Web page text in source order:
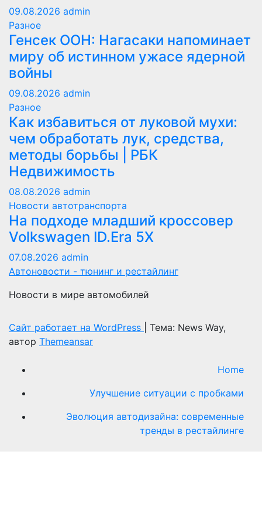
09.08.2026 admin
Разное
Генсек ООН: Нагасаки напоминает
миру об истинном ужасе ядерной
войны
09.08.2026 admin
Разное
Как избавиться от луковой мухи:
чем обработать лук, средства,
методы борьбы | РБК
Недвижимость
08.08.2026 admin
Новости автотранспорта
На подходе младший кроссовер
Volkswagen ID.Era 5X
07.08.2026 admin
Автоновости - тюнинг и рестайлинг
Новости в мире автомобилей
Сайт работает на WordPress
Тема: News Way,
автор Themeansar
Home
Улучшение ситуации с пробками
Эволюция автодизайна: современные
тренды в рестайлинге